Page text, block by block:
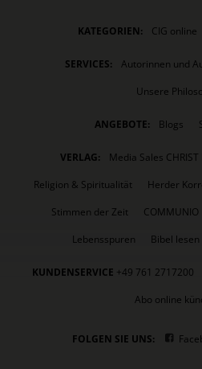
KATEGORIEN: CIG online
SERVICES: Autorinnen und
Unsere
ANGEBOTE: Blogs
VERLAG:
Media Sales CHRIST
Religion & Spiritualität
Herder
Stimmen der Zeit
COMMUNIO
Lebensspuren
Bibel lesen
KUNDENSERVICE +49 761 2717200
Abo online
FOLGEN SIE UNS: